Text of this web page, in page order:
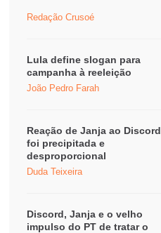
Redação Crusoé
Lula define slogan para
campanha à reeleição
João Pedro Farah
Reação de Janja ao Discord
foi precipitada e
desproporcional
Duda Teixeira
Discord, Janja e o velho
impulso do PT de tratar o